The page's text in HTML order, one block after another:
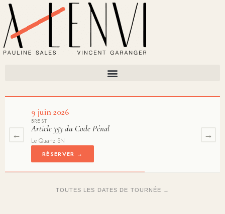
9 juin 2026
BREST
Article 353 du Code Pénal
Le Quartz SN
RÉSERVER →
← →
TOUTES LES DATES DE TOURNÉE →